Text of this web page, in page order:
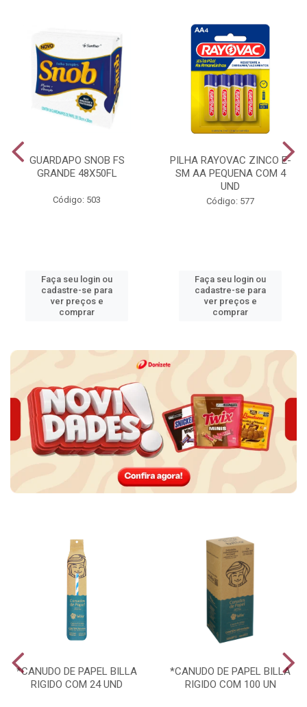
GUARDAPO SNOB FS
GRANDE 48X50FL
Código: 503
Faça seu login ou
cadastre-se para
ver preços e
comprar
PILHA RAYOVAC ZINCO E-
SM AA PEQUENA COM 4
UND
Código: 577
Faça seu login ou
cadastre-se para
ver preços e
comprar
*CANUDO DE PAPEL BILLA
RIGIDO COM 24 UND
*CANUDO DE PAPEL BILLA
RIGIDO COM 100 UN